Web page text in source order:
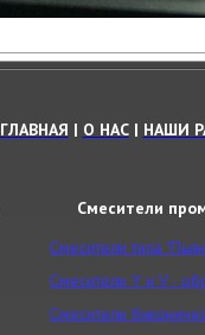
ГЛАВНАЯ | О НАС| НАШИ
Смесители
Смесители типа
Смесители Y и V -
Смесители